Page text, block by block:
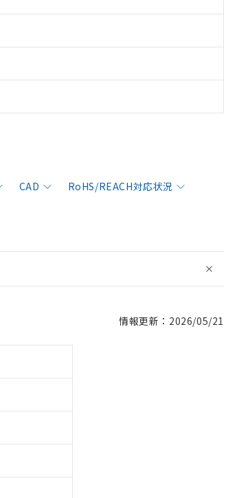
CAD
RoHS/REACH対応状況
情報更新：2026/05/21